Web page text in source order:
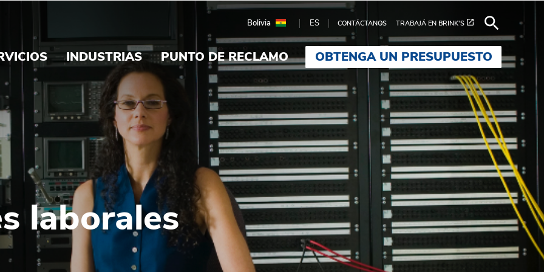
Bolivia ES CONTÁCTANOS TRABAJÁ EN BRINK'S
INDUSTRIAS PUNTO DE RECLAMO OBTENGA UN PRESUPUESTO
Bolivia
laborales